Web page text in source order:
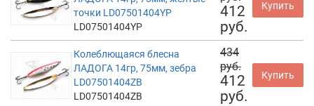
точки LD07501404YP
LD07501404YP
412
руб.
Купить
Колеблющаяся блесна
ЛАДОГА 14гр, 75мм, зебра
LD07501404ZB
LD07501404ZB
434
руб.
412
руб.
Купить